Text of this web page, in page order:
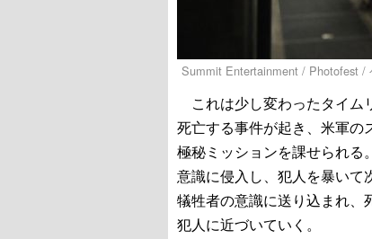
Summit Entertainment / Photofest /
これは少し変わったタイム
死亡する事件が起き、米軍の
極秘ミッションを課せられる
意識に侵入し、犯人を暴いて
犠牲者の意識に送り込まれ、
犯人に近づいていく。